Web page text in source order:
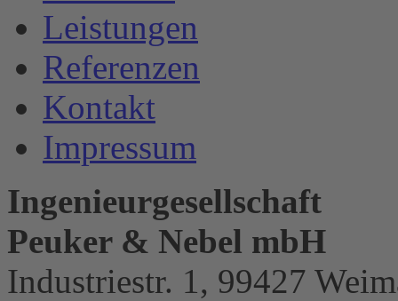
Leistungen
Referenzen
Kontakt
Impressum
Ingenieurgesellschaft
Peuker & Nebel mbH
Industriestr. 1, 99427